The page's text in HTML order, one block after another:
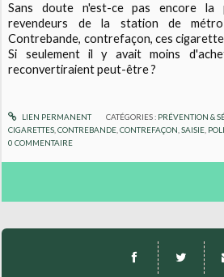
Sans doute n'est-ce pas encore la
revendeurs de la station de métro
Contrebande, contrefaçon, ces
Si seulement il y avait moins
reconvertiraient peut-être ?
LIEN PERMANENT CATÉGORIES : PRÉVENTION &
CIGARETTES ,CONTREBANDE ,CONTREFAÇON ,SAISIE
0 COMMENTAIRE